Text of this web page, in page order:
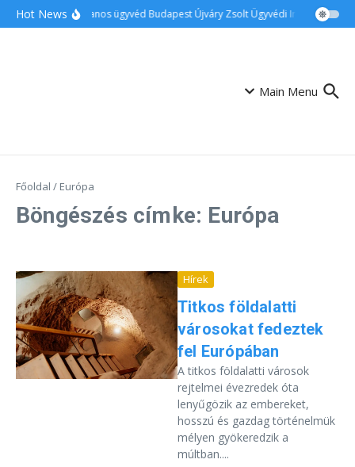
Ugrás a tartalomhoz
Hot NewsIngatlanos ügyvéd Budapest Újváry Zsolt Ügyvédi Iroda
Main Menu
Főoldal / Európa
Böngészés címke: Európa
Hírek
Titkos földalatti
városokat fedeztek
fel Európában
A titkos földalatti városok
rejtelmei évezredek óta
lenyűgözik az embereket,
hosszú és gazdag történelmük
mélyen gyökeredzik a
múltban....